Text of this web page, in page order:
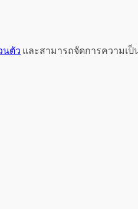
นตัว และสามารถจัดการความเ